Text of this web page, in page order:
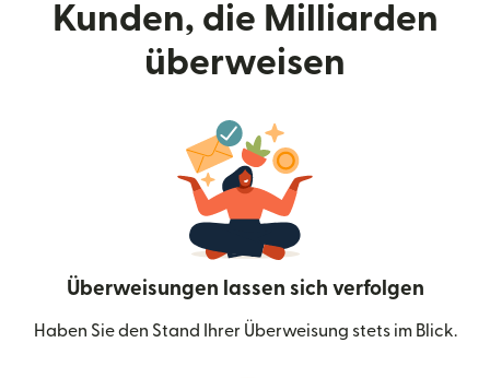
Kunden, die Milliarden
überweisen
Überweisungen lassen sich verfolgen
Haben Sie den Stand Ihrer Überweisung stets im Blick.